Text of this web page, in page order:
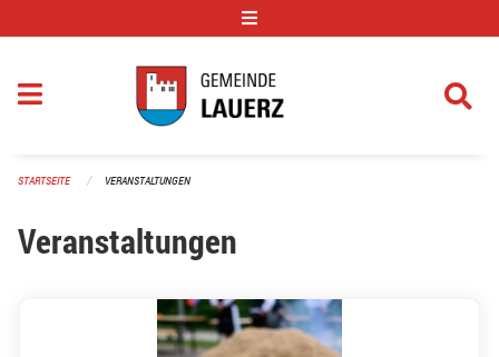
STARTSEITE VERANSTALTUNGEN
Veranstaltungen